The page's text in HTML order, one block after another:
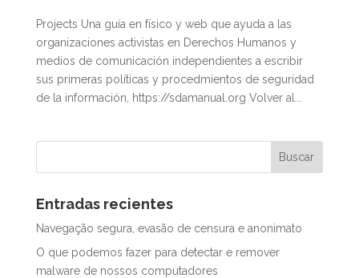
Projects Una guía en físico y web que ayuda a las
organizaciones activistas en Derechos Humanos y
medios de comunicación independientes a escribir
sus primeras políticas y procedmientos de seguridad
de la información, https://sdamanual.org Volver al...
Entradas recientes
Navegação segura, evasão de censura e anonimato
O que podemos fazer para detectar e remover
malware de nossos computadores